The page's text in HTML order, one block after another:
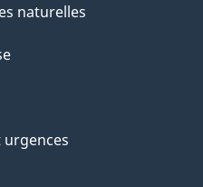
naturelles
urgences